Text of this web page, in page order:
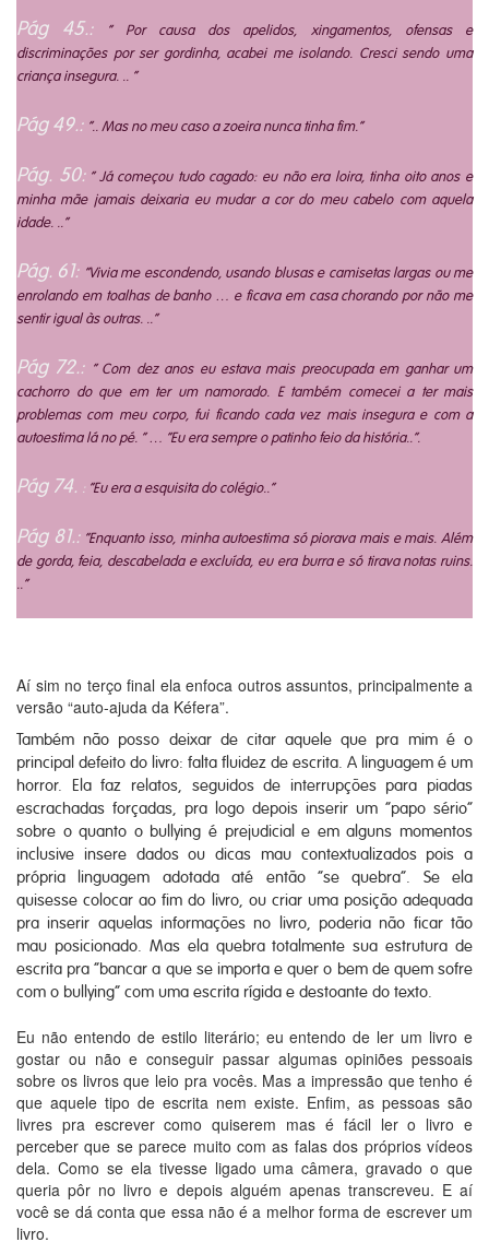
Pág 45.:
” Por causa dos apelidos, xingamentos, ofensas e
discriminações por ser gordinha, acabei me isolando. Cresci sendo uma
criança insegura. .. “
Pág 49.: “.. Mas no meu caso a zoeira nunca tinha fim.”
Pág. 50: ” Já começou tudo cagado: eu não era loira, tinha oito anos e
minha mãe jamais deixaria eu mudar a cor do meu cabelo com aquela
idade. ..”
Pág. 61: “Vivia me escondendo, usando blusas e camisetas largas ou me
enrolando em toalhas de banho … e ficava em casa chorando por não me
sentir igual às outras. ..”
Pág 72.: ” Com dez anos eu estava mais preocupada em ganhar um
cachorro do que em ter um namorado. E também comecei a ter mais
problemas com meu corpo, fui ficando cada vez mais insegura e com a
autoestima lá no pé. ” … “Eu era sempre o patinho feio da história..”.
Pág 74. : “Eu era a esquisita do colégio..”
Pág 81.: “Enquanto isso, minha autoestima só piorava mais e mais. Além
de gorda, feia, descabelada e excluída, eu era burra e só tirava notas ruins.
..”
Aí sim no terço final ela enfoca outros assuntos, principalmente a
versão “auto-ajuda da Kéfera”.
Também não posso deixar de citar aquele que pra mim é o
principal defeito do livro: falta fluidez de escrita. A linguagem é um
horror. Ela faz relatos, seguidos de interrupções para piadas
escrachadas forçadas, pra logo depois inserir um “papo sério”
sobre o quanto o bullying é prejudicial e em alguns momentos
inclusive insere dados ou dicas mau contextualizados pois a
própria linguagem adotada até então “se quebra”. Se ela
quisesse colocar ao fim do livro, ou criar uma posição adequada
pra inserir aquelas informações no livro, poderia não ficar tão
mau posicionado. Mas ela quebra totalmente sua estrutura de
escrita pra “bancar a que se importa e quer o bem de quem sofre
com o bullying” com uma escrita rígida e destoante do texto.
Eu não entendo de estilo literário; eu entendo de ler um livro e
gostar ou não e conseguir passar algumas opiniões pessoais
sobre os livros que leio pra vocês. Mas a impressão que tenho é
que aquele tipo de escrita nem existe. Enfim, as pessoas são
livres pra escrever como quiserem mas é fácil ler o livro e
perceber que se parece muito com as falas dos próprios vídeos
dela. Como se ela tivesse ligado uma câmera, gravado o que
queria pôr no livro e depois alguém apenas transcreveu. E aí
você se dá conta que essa não é a melhor forma de escrever um
livro.